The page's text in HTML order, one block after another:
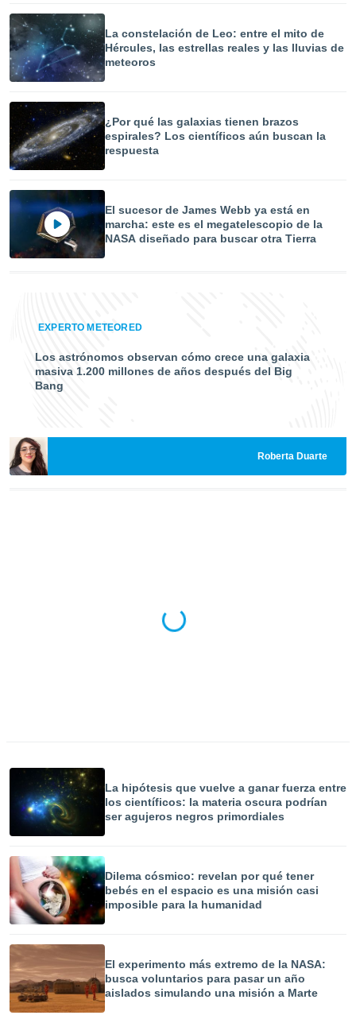
utilizar
crear un
uso de
la
contenido
de la
el
de
de
con el
mediante
publicidad
La constelación de Leo: entre el mito de
Hércules, las estrellas reales y las lluvias de
meteoros
¿Por qué las galaxias tienen brazos
espirales? Los científicos aún buscan la
respuesta
El sucesor de James Webb ya está en
marcha: este es el megatelescopio de la
NASA diseñado para buscar otra Tierra
EXPERTO METEORED
Los astrónomos observan cómo crece una galaxia
masiva 1.200 millones de años después del Big
Bang
Roberta Duarte
La hipótesis que vuelve a ganar fuerza entre
los científicos: la materia oscura podrían
ser agujeros negros primordiales
Dilema cósmico: revelan por qué tener
bebés en el espacio es una misión casi
imposible para la humanidad
El experimento más extremo de la NASA:
busca voluntarios para pasar un año
aislados simulando una misión a Marte